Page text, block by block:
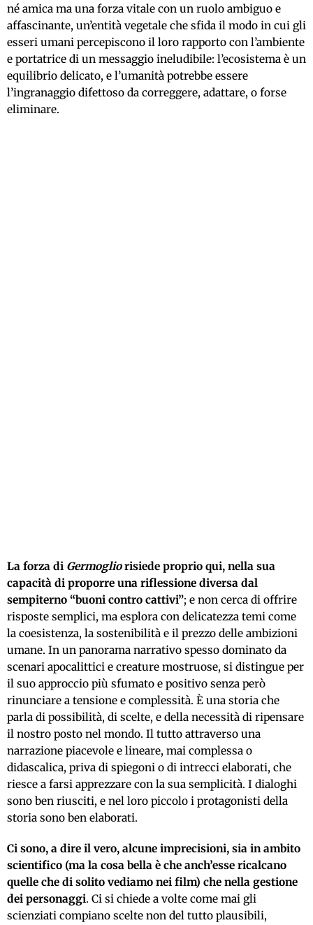
né amica ma una forza vitale con un ruolo ambiguo e
affascinante, un’entità vegetale che sfida il modo in cui gli
esseri umani percepiscono il loro rapporto con l’ambiente
e portatrice di un messaggio ineludibile: l’ecosistema è un
equilibrio delicato, e l’umanità potrebbe essere
l’ingranaggio difettoso da correggere, adattare, o forse
eliminare.
La forza di Germogliorisiede proprio qui, nella sua
capacità di proporre una riflessione diversa dal
sempiterno “buoni contro cattivi”; e non cerca di offrire
risposte semplici, ma esplora con delicatezza temi come
la coesistenza, la sostenibilità e il prezzo delle ambizioni
umane. In un panorama narrativo spesso dominato da
scenari apocalittici e creature mostruose, si distingue per
il suo approccio più sfumato e positivo senza però
rinunciare a tensione e complessità. È una storia che
parla di possibilità, di scelte, e della necessità di ripensare
il nostro posto nel mondo. Il tutto attraverso una
narrazione piacevole e lineare, mai complessa o
didascalica, priva di spiegoni o di intrecci elaborati, che
riesce a farsi apprezzare con la sua semplicità. I dialoghi
sono ben riusciti, e nel loro piccolo i protagonisti della
storia sono ben elaborati.
Ci sono, a dire il vero, alcune imprecisioni, sia in ambito
scientifico (ma la cosa bella è che anch’esse ricalcano
quelle che di solito vediamo nei film) che nella gestione
dei personaggi. Ci si chiede a volte come mai gli
scienziati compiano scelte non del tutto plausibili,